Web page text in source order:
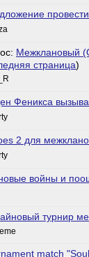
Межклановый
страница)
Феникса
2 для
войны и
турнир
match